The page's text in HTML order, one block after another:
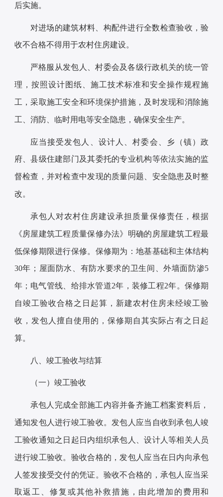
后实施。
对进场的建筑材料、构配件进行全数检查验收，验
收不合格不得用于农村住房建设。
严格服从发包人、村委会及各级行政机关的统一管
理，按照设计图纸、施工技术标准和安全操作规程施
工，采取施工安全和环境保护措施，及时发现和消除施
工、消防、临时用电等安全隐患，确保安全生产。
应当接受发包人、设计人、村委会、乡（镇）政
府、县级住建部门及其委托的专业机构等依法实施的监
督检查，并对检查中发现的质量问题、安全隐患及时整
改。
承包人对农村住房建设承担质量保修责任，根据
《房屋建筑工程质量保修办法》明确的房屋建筑工程最
低保修期限进行保修。保修期为：地基基础和主体结构
30年；屋面防水、有防水要求的卫生间、外墙面防渗5
年；电气管线、给排水管道2年，装修工程2年。保修期
自竣工验收合格之日起算，新建农村住房未经竣工验
收，发包人擅自使用的，保修期自其实际占有之日起
算。
八、竣工验收与结算
（一）竣工验收
承包人完成全部施工内容并备齐施工档案资料后，
通知发包人进行竣工验收。发包人应当自收到承包人竣
工验收通知之日起日内组织承包人、设计人等相关人员
进行竣工验收。验收合格的，发包人应当在日内向承包
人签发接受交付的凭证。验收不合格的，承包人应当采
取返工、修复或其他补救措施，由此增加的费用和